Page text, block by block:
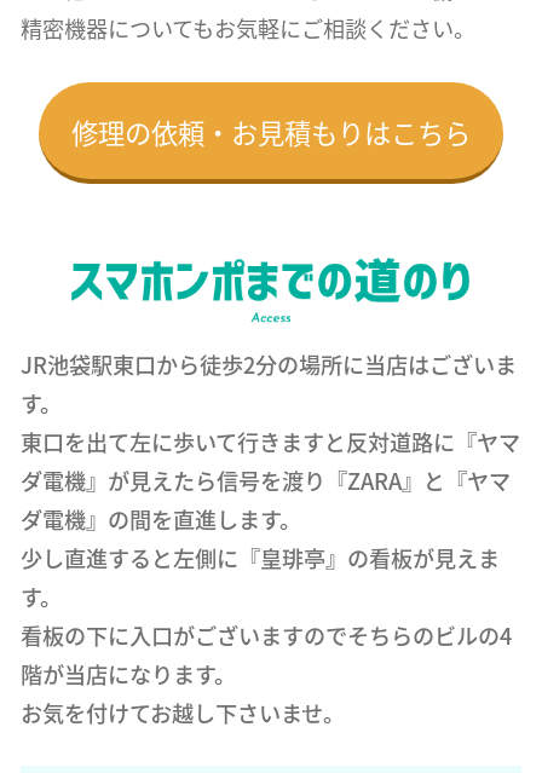
精密機器についてもお気軽にご相談ください。
修理の依頼・お見積もりはこちら
JR池袋駅東口から徒歩2分の場所に当店はございま
す。
東口を出て左に歩いて行きますと反対道路に『ヤマ
ダ電機』が見えたら信号を渡り『ZARA』と『ヤマ
ダ電機』の間を直進します。
少し直進すると左側に『皇琲亭』の看板が見えま
す。
看板の下に入口がございますのでそちらのビルの4
階が当店になります。
お気を付けてお越し下さいませ。